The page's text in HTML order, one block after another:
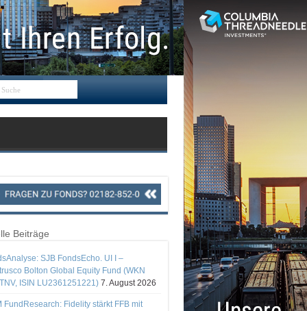
Beiträge
SJB FondsEcho. UI I –
Bolton Global Equity Fund (WKN
ISIN LU2361251221) 7. August 2026
FundResearch: Fidelity stärkt FFB mit